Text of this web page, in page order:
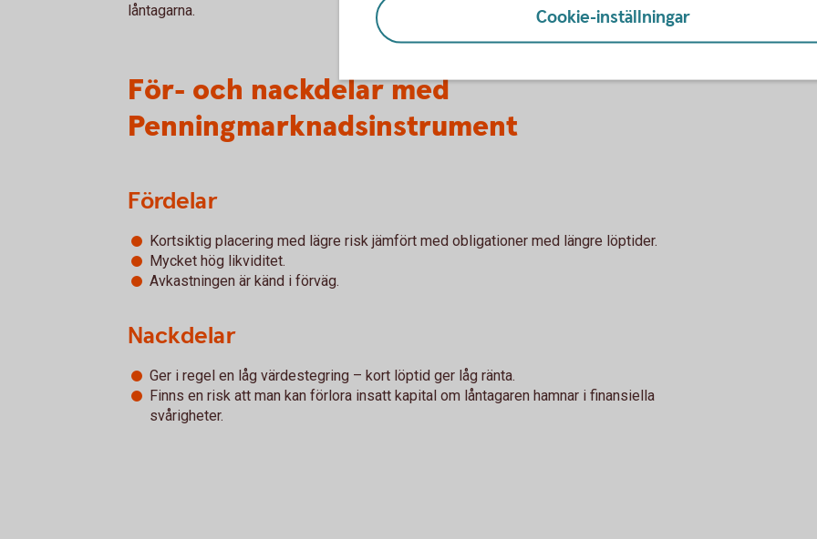
låntagarna.
För- och nackdelar med
Penningmarknadsinstrument
Fördelar
Kortsiktig placering med lägre risk jämfört med obligationer med längre löptider.
Mycket hög likviditet.
Avkastningen är känd i förväg.
Nackdelar
Ger i regel en låg värdestegring – kort löptid ger låg ränta.
Finns en risk att man kan förlora insatt kapital om låntagaren hamnar i finansiella
svårigheter.
Cookie-inställningar